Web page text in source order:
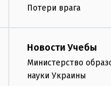
Потери врага
Новости Учебы
Министерство
науки Украины